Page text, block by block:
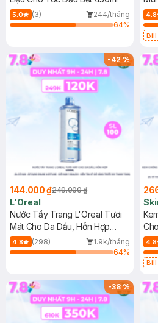
5.0 (3)
244/tháng
64%
4.8
Bill
-42%
144.000 ₫249.000 ₫
L'Oreal
Nước Tẩy Trang L'Oreal Tươi
Mát Cho Da Dầu, Hỗn Hợp
400ml
4.8 (298)
1.9k/tháng
64%
4.8
Bill
-38%